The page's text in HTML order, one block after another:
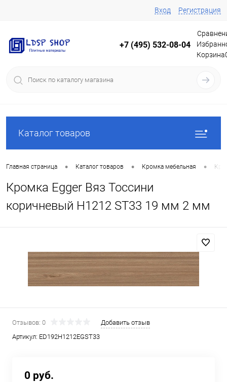
Вход Регистрация
+7 (495) 532-08-04
Корзина
Каталог товаров
Главная страница • Каталог товаров • Кромка мебельная •
Кромка Egger Вяз Тоссини
коричневый H1212 ST33 19 мм 2 мм
Отзывов: 0
Добавить отзыв
Артикул: ED192H1212EGST33
0 руб.